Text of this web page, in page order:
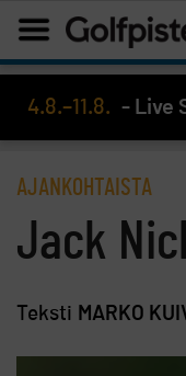
4.8.–11.8. - Live
AJANKOHTAISTA
Jack
Teksti MARKO